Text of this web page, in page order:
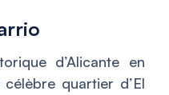
d’Alicante en
quartier d’El